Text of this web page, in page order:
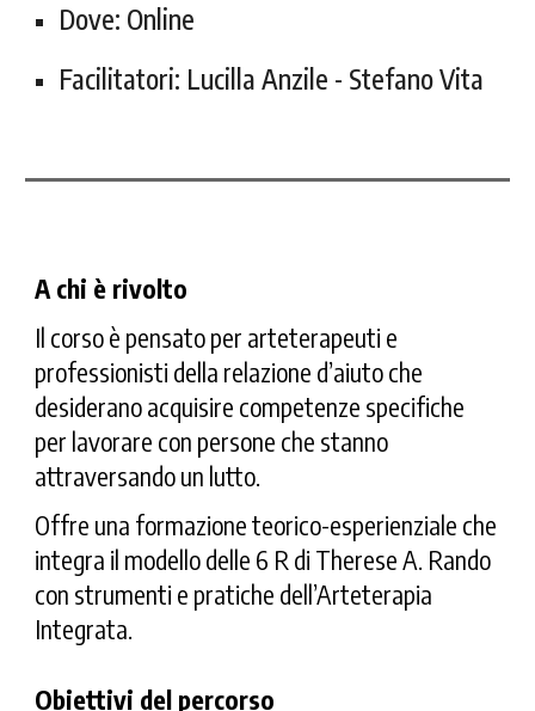
Dove: Online
Facilitatori: Lucilla Anzile - Stefano Vita
A chi è rivolto
Il corso è pensato per arteterapeuti e
professionisti della relazione d’aiuto che
desiderano acquisire competenze specifiche
per lavorare con persone che stanno
attraversando un lutto.
Offre una formazione teorico-esperienziale che
integra il modello delle 6 R di Therese A. Rando
con strumenti e pratiche dell’Arteterapia
Integrata.
Obiettivi del percorso